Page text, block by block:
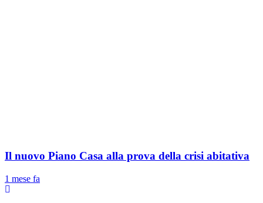
Il nuovo Piano Casa alla prova della crisi abitativa
1 mese fa